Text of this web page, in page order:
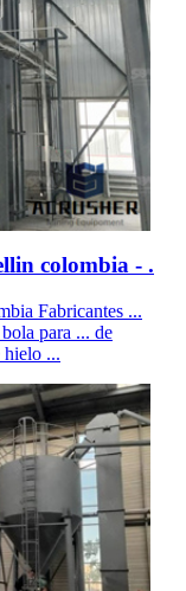
colombia - .
Fabricantes ...
para ... de
hielo ...